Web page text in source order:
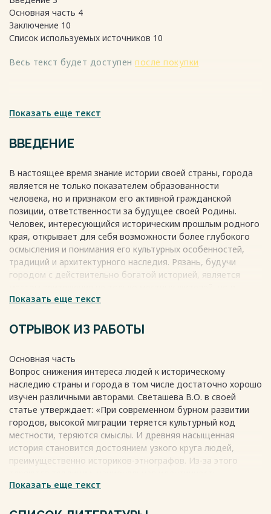
Основная часть 4
Заключение 10
Список используемых источников 10
Весь текст будет доступен после покупки
Показать еще текст
ВВЕДЕНИЕ
В настоящее время знание истории своей страны, города
является не только показателем образованности
человека, но и признаком его активной гражданской
позиции, ответственности за будущее своей Родины.
Человек, интересующийся историческим прошлым родного
края, открывает для себя возможности более глубокого
осмысления и понимания его культурных особенностей,
традиций и архитектурного наследия. Рязань, будучи
городом с действительно богатой историей, является
туристов. В городе есть множество музеев, образцов
выдающимся личностям. Однако далеко не все
наследия.
Весь текст будет доступенпосле покупки
Показать еще текст
ОТРЫВОК ИЗ РАБОТЫ
Основная часть
Вопрос снижения интереса людей к историческому
наследию страны и города в том числе достаточно хорошо
изучен различными авторами. Светашева В.О. в своей
статье утверждает: «При современном бурном развитии
городов, высокой миграции теряется культурный код
местности, теряются смыслы. И древняя насыщенная
история становится достоянием узкого круга людей,
преимущественно историков-этнографов. Из-за этого
ценности, что приводит к обнищанию человека как
подтверждает значимость проблемы исследования и ее
Показать еще текст